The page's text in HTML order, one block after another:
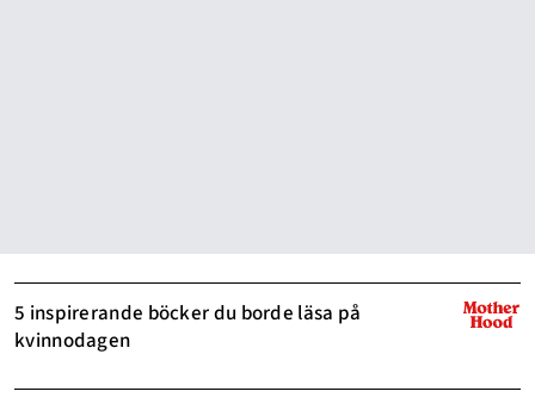
5 inspirerande böcker du borde läsa på
kvinnodagen